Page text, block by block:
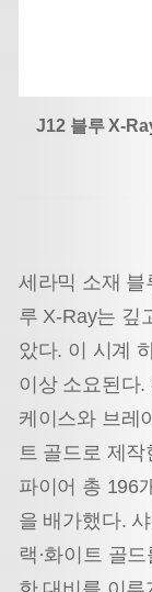
J12 블루 X-
세라믹 소재
루 X-Ray는 깊
았다. 이 시계
이상 소요된다
케이스와 브레
트 골드로 제
파이어 총 196
을 배가했다.
랙·화이트 골